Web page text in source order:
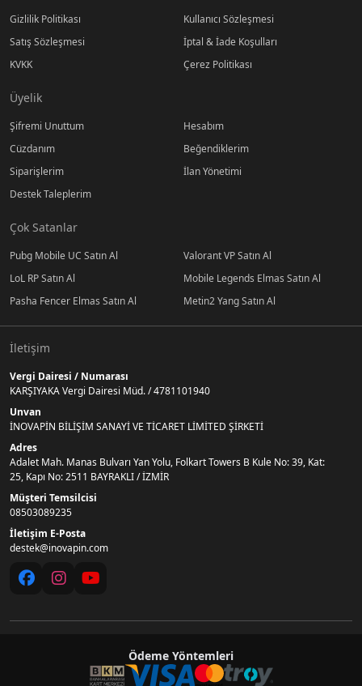
Gizlilik Politikası
Kullanıcı Sözleşmesi
Satış Sözleşmesi
İptal & İade Koşulları
KVKK
Çerez Politikası
Üyelik
Şifremi Unuttum
Hesabım
Cüzdanım
Beğendiklerim
Siparişlerim
İlan Yönetimi
Destek Taleplerim
Çok Satanlar
Pubg Mobile UC Satın Al
Valorant VP Satın Al
LoL RP Satın Al
Mobile Legends Elmas Satın Al
Pasha Fencer Elmas Satın Al
Metin2 Yang Satın Al
İletişim
Vergi Dairesi / Numarası
KARŞIYAKA Vergi Dairesi Müd. / 4781101940
Unvan
İNOVAPİN BİLİŞİM SANAYİ VE TİCARET LİMİTED ŞİRKETİ
Adres
Adalet Mah. Manas Bulvarı Yan Yolu, Folkart Towers B Kule No: 39, Kat:
25, Kapı No: 2511 BAYRAKLI / İZMİR
Müşteri Temsilcisi
08503089235
İletişim E-Posta
destek@inovapin.com
Ödeme Yöntemleri